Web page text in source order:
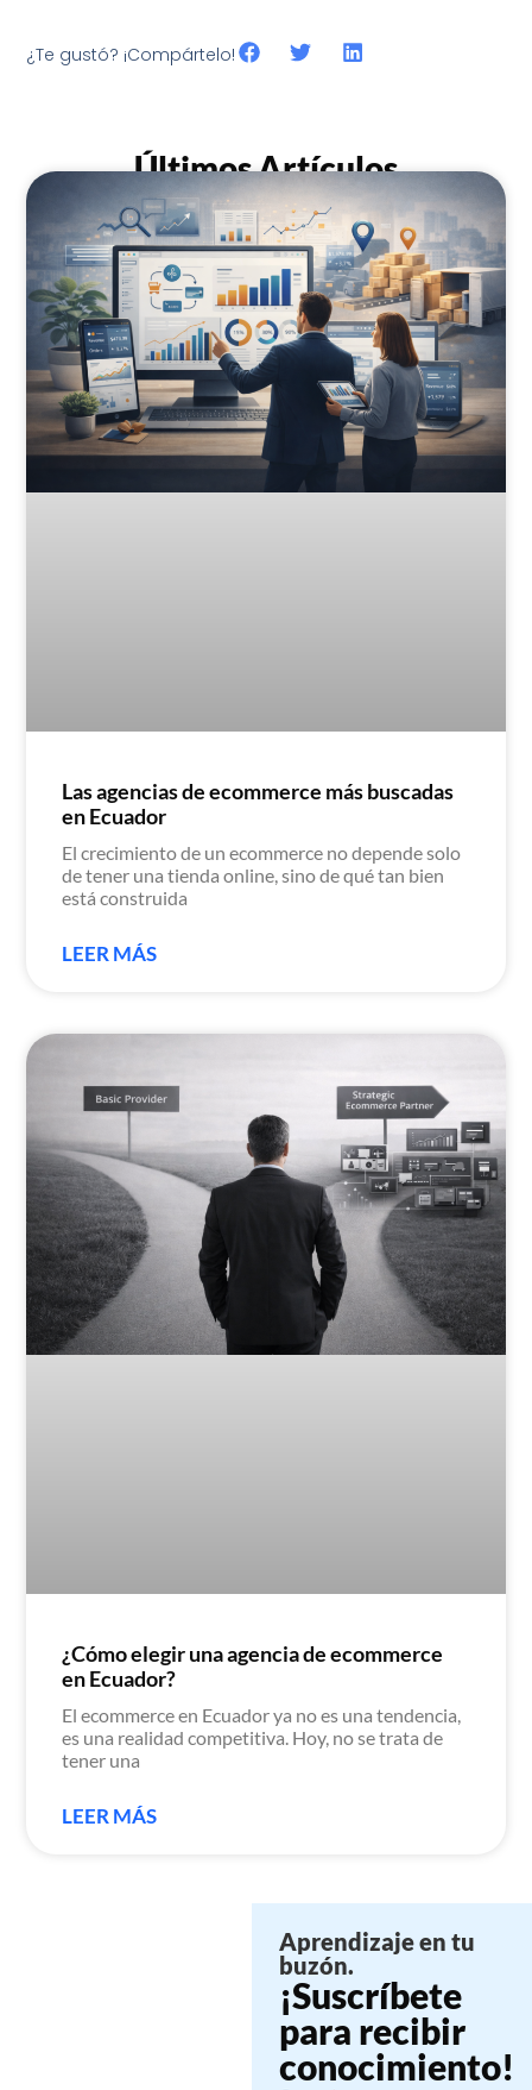
¿Te gustó? ¡Compártelo!
Últimos Artículos
Las agencias de ecommerce más buscadas
en Ecuador
El crecimiento de un ecommerce no depende solo
de tener una tienda online, sino de qué tan bien
está construida
LEER MÁS
¿Cómo elegir una agencia de ecommerce
en Ecuador?
El ecommerce en Ecuador ya no es una tendencia,
es una realidad competitiva. Hoy, no se trata de
tener una
LEER MÁS
Aprendizaje en tu
buzón.
¡Suscríbete
para recibir
conocimiento!